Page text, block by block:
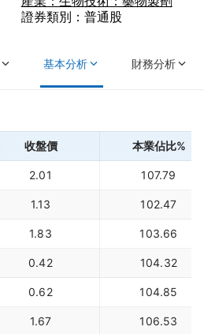
證券類別：普通股
基本分析 財務分析
收盤價 本業佔比%
2.01 107.79
1.13 102.47
1.83 103.66
0.42 104.32
0.62 104.85
1.67 106.53